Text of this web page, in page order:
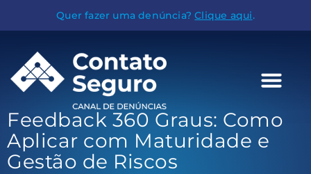
Quer fazer uma denúncia?Clique aqui.
Feedback 360 Graus: Como
Aplicar com Maturidade e
Gestão de Riscos